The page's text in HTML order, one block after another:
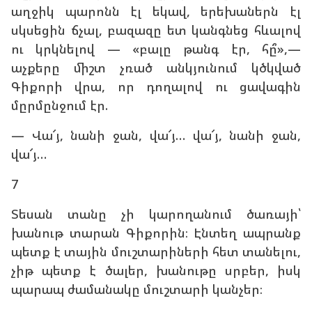
աղջիկ պարոնն էլ եկավ, երեխաներն էլ
սկսեցին ճչալ, բազազը ետ կանգնեց հևալով
ու կրկնելով — «բալը թանգ էր, հը՞»,—
աչքերը միշտ չռած անկյունում կծկված
Գիքորի վրա, որ դողալով ու ցավագին
մըրմընջում էր.
— Վա՜յ, նանի ջան, վա՜յ… վա՜յ, նանի ջան,
վա՜յ…
7
Տեսան տանը չի կարողանում ծառայի՝
խանութ տարան Գիքորին։ Էնտեղ ապրանք
պետք է տային մուշտարիների հետ տանելու,
չիթ պետք է ծալեր, խանութը սրբեր, իսկ
պարապ ժամանակը մուշտարի կանչեր։